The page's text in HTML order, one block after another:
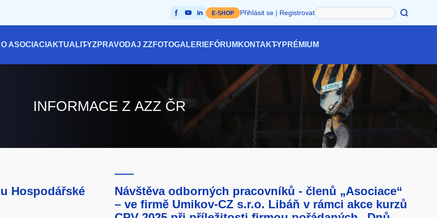
E-SHOP Přihlásit se| RegistrovatHledat
O ASOCIACI AKTUALITYZPRAVODAJ ZZFOTOGALERIE FÓRUM KONTAKTYPRÉMIUM
INFORMACE Z AZZ ČR
Hospodářské
Návštěva odborných pracovníků - členů „Asociace“
– ve firmě Umikov-CZ s.r.o. Libáň v rámci akce kurzů